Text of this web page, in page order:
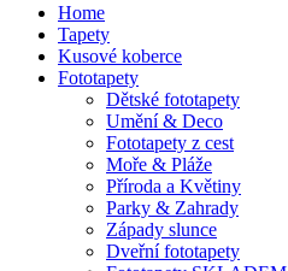
Home
Tapety
Kusové koberce
Fototapety
Dětské fototapety
Umění & Deco
Fototapety z cest
Moře & Pláže
Příroda a Květiny
Parky & Zahrady
Západy slunce
Dveřní fototapety